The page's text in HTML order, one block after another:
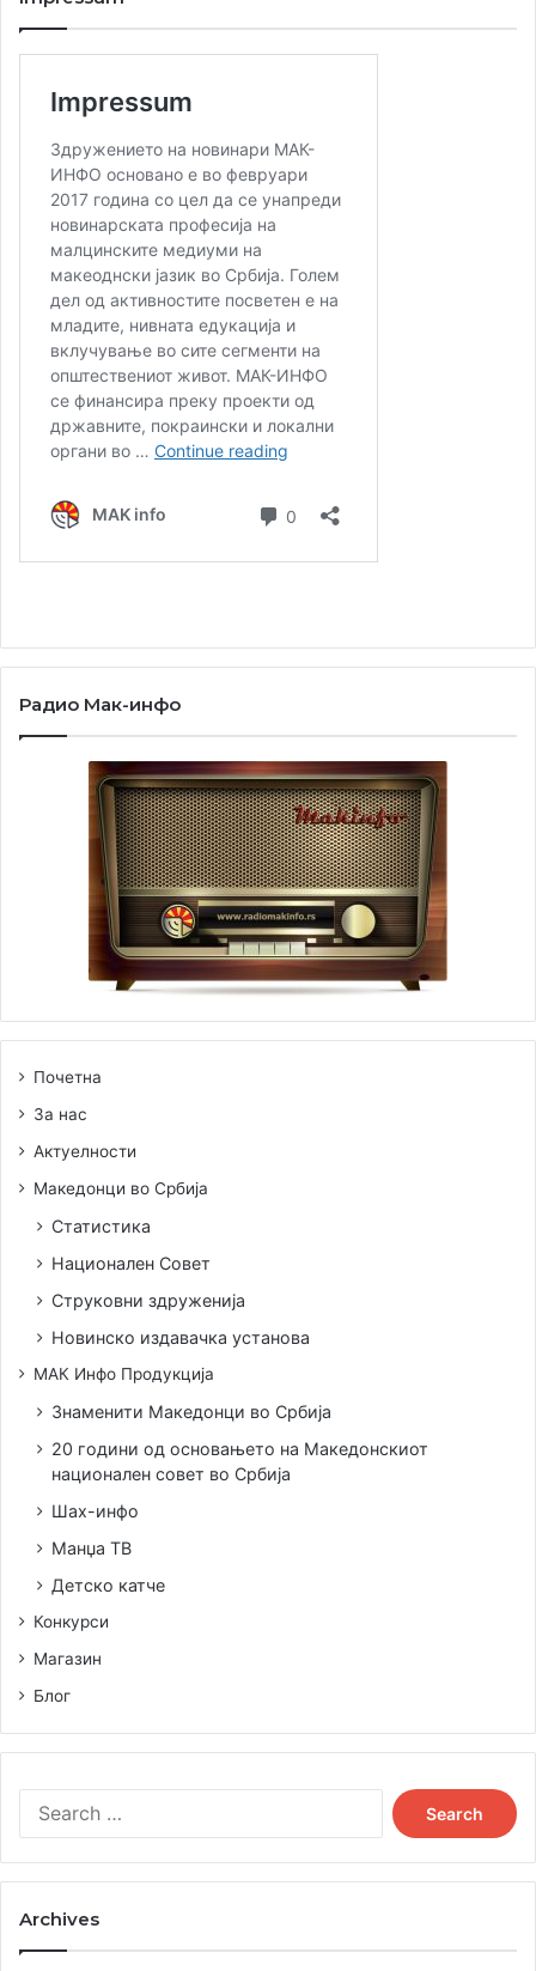
3. “Brusky’s hexagonal chess”
4. “Circular chess”
5.Хексагонален шах за три играчи
Радио Мак-инфо
Почетна
За нас
Актуелности
Македонци во Србија
Статистика
Национален Совет
Струковни здруженија
Новинско издавачка установа
МАК Инфо Продукција
Знаменити Македонци во Србија
20 години од основањето на Македонскиот
национален совет во Србија
Шах-инфо
Манџа ТВ
Детско катче
Конкурси
Магазин
Блог
Search
for:
Archives